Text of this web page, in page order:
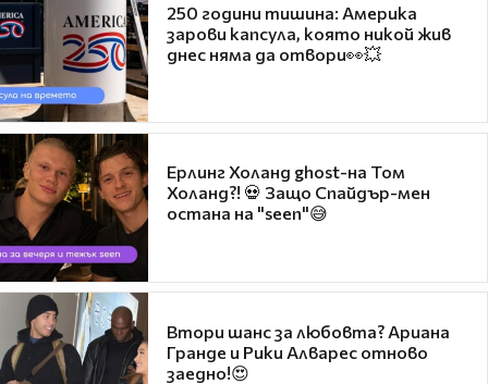
250 години тишина: Америка
зарови капсула, която никой жив
днес няма да отвори👀💥
Ерлинг Холанд ghost-на Том
Холанд?! 💀 Защо Спайдър-мен
остана на "seen"😅
Втори шанс за любовта? Ариана
Гранде и Рики Алварес отново
заедно!😍